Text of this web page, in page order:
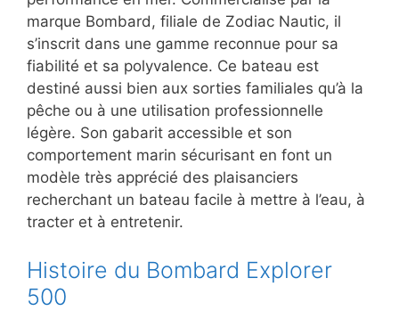
marque Bombard, filiale de Zodiac Nautic, il
s’inscrit dans une gamme reconnue pour sa
fiabilité et sa polyvalence. Ce bateau est
destiné aussi bien aux sorties familiales qu’à la
pêche ou à une utilisation professionnelle
légère. Son gabarit accessible et son
comportement marin sécurisant en font un
modèle très apprécié des plaisanciers
recherchant un bateau facile à mettre à l’eau, à
tracter et à entretenir.
Histoire du Bombard Explorer
500